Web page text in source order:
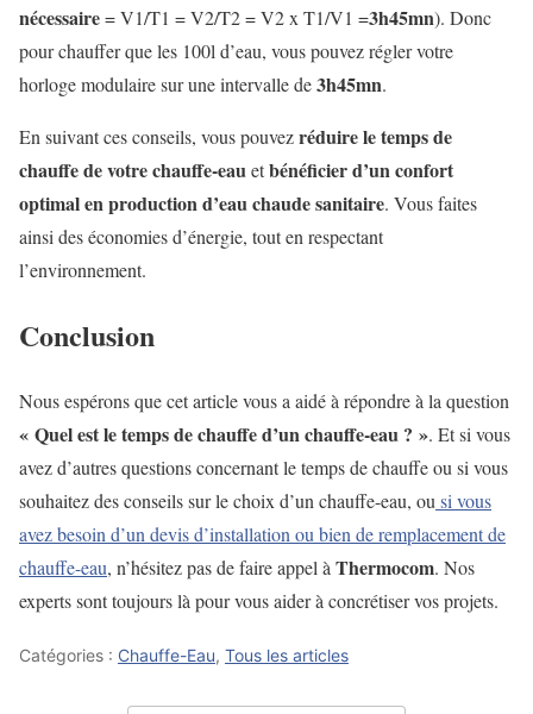
nécessaire= V1/T1 = V2/T2 = V2 x T1/V1 =3h45mn). Donc
pour chauffer que les 100l d’eau, vous pouvez régler votre
horloge modulaire sur une intervalle de3h45mn.
En suivant ces conseils, vous pouvezréduire le temps de
chauffe de votre chauffe-eauetbénéficier d’un confort
optimal en production d’eau chaude sanitaire. Vous faites
ainsi des économies d’énergie, tout en respectant
l’environnement.
Conclusion
Nous espérons que cet article vous a aidé à répondre à la question
« Quel est le temps de chauffe d’un chauffe-eau ? ». Et si vous
avez d’autres questions concernant le temps de chauffe ou si vous
souhaitez des conseils sur le choix d’un chauffe-eau, ou si vous
avez besoin d’un devis d’installation ou bien de remplacement de
chauffe-eau, n’hésitez pas de faire appel à Thermocom. Nos
experts sont toujours là pour vous aider à concrétiser vos projets.
Catégories : Chauffe-Eau, Tous les articles